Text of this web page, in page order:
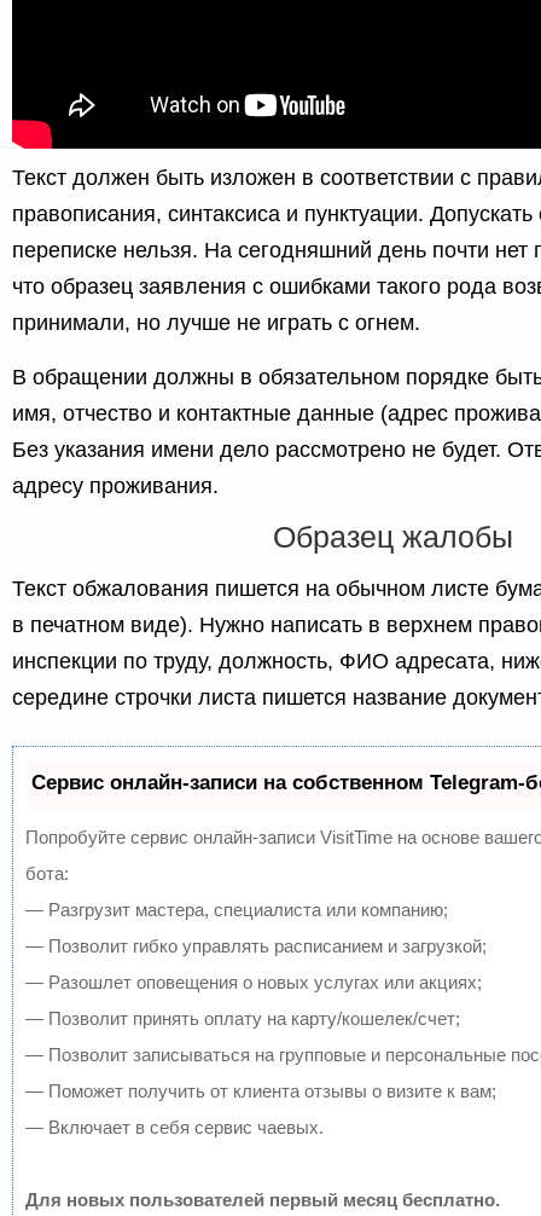
Текст должен быть изложен в соответствии с
правописания, синтаксиса и пунктуации.
переписке нельзя. На сегодняшний день почти нет
что образец заявления с ошибками такого рода
принимали, но лучше не играть с огнем.
В обращении должны в обязательном порядке
имя, отчество и контактные данные (адрес
Без указания имени дело рассмотрено не будет.
адресу проживания.
Образец жалобы
Текст обжалования пишется на обычном листе
в печатном виде). Нужно написать в верхнем
инспекции по труду, должность, ФИО адресата,
середине строчки листа пишется название
Сервис онлайн-записи на собственном Telegram-
Попробуйте сервис онлайн-записи VisitTime на основе
бота:
— Разгрузит мастера, специалиста или компанию;
— Позволит гибко управлять расписанием и загрузкой;
— Разошлет оповещения о новых услугах или акциях;
— Позволит принять оплату на карту/кошелек/счет;
— Позволит записываться на групповые и персональные
— Поможет получить от клиента отзывы о визите к вам;
— Включает в себя сервис чаевых.
Для новых пользователей первый месяц бесплатно.